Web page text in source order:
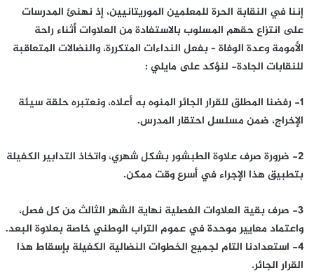
إننا في النقابة الحرة للمعلمين الموريتانيين، إذ نهنئ المدرسات
على انتزاع حقهم المسلوب بالاستفادة من العلاوات أثناء راحة
الأمومة وعدة الوفاة – بفعل النداءات المتكررة، والنضالات المتعاقبة
للنقابات الجادة- لنؤكد على مايلي :
1- رفضنا المطلق للقرار الجائر المنوه به أعلاه، ونعتبره حلقة سيئة
الإخراج، ضمن مسلسل احتقار المدرس.
2- ضرورة صرف علاوة الطبشور بشكل شهري، واتخاذ التدابير الكفيلة
بتطبيق هذا الإجراء في أسرع وقت ممكن.
3- صرف بقية العلاوات الفصلية نهاية الشهر الثالث من كل فصل،
واعتماد معايير موحدة في عموم التراب الوطني خاصة بعلاوة البعد.
4- استعدادنا التام لجميع الخطوات النضالية الكفيلة بإسقاط هذا
القرار الجائر.